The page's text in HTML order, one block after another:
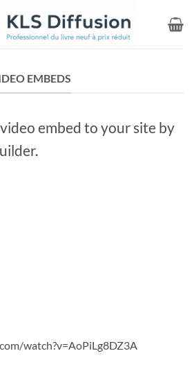
EMBEDS
embed to your site by
watch?v=AoPiLg8DZ3A